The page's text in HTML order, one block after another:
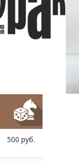
500 руб.